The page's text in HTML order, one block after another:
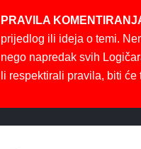
PRAVILA
prijedlog ili ideja o temi.
nego napredak svih
li respektirali pravila, biti će